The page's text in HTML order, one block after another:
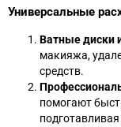
Универсальные
Ватные диски
макияжа,
средств.
помогают